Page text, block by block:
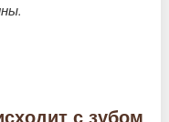
с зубом